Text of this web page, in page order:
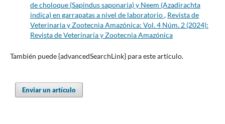
de choloque (Sapindus saponaria) y Neem (Azadirachta
indica) en garrapatas a nivel de laboratorio, Revista de
Veterinaria y Zootecnia Amazónica: Vol. 4 Núm. 2 (2024):
Revista de Veterinaria y Zootecnia Amazónica
También puede {advancedSearchLink} para este artículo.
Enviar un artículo